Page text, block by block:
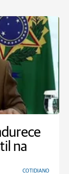
na
COTIDIANO